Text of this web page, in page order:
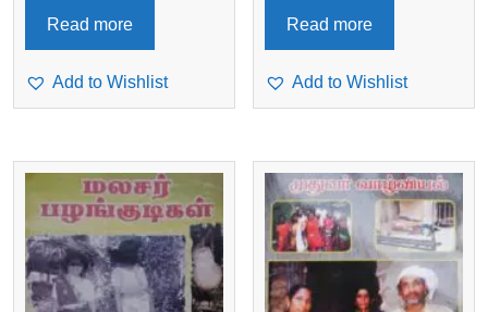
Read more
Add to Wishlist
Read more
Add to Wishlist